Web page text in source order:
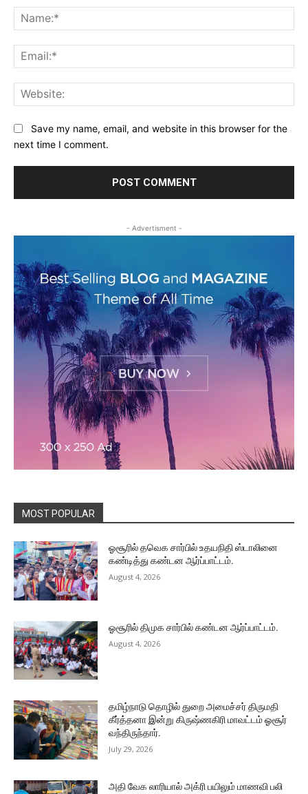
Save my name, email, and website in this browser for the
next time I comment.
- Advertisment -
MOST POPULAR
ஓசூரில் தவெக சார்பில் உதயநிதி ஸ்டாலினை
கண்டித்து கண்டன ஆர்ப்பாட்டம்.
August 4, 2026
ஓசூரில் திமுக சார்பில் கண்டன ஆர்ப்பாட்டம்.
August 4, 2026
தமிழ்நாடு தொழில் துறை அமைச்சர் திருமதி
கீர்த்தனா இன்று கிருஷ்ணகிரி மாவட்டம் ஓசூர்
வந்திருந்தார்.
July 29, 2026
அதி வேக லாரியால் அக்ரி பயிலும் மாணவி பலி